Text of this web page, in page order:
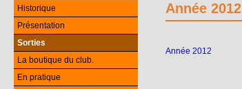
Année 2012
Année 2012
Historique
Présentation
Sorties
La boutique du club.
En pratique